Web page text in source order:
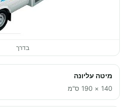
בדרך
מיטה עליונה
140 × 190 ס"מ